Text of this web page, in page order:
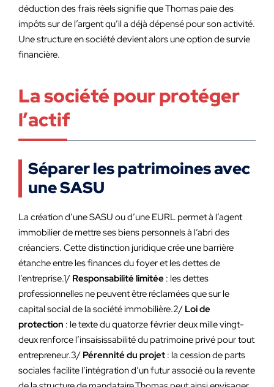
déduction des frais réels signifie que Thomas paie des
impôts sur de l’argent qu’il a déjà dépensé pour son activité.
Une structure en société devient alors une option de survie
financière.
La société pour protéger
l’actif
Séparer les patrimoines avec
une SASU
La création d’une SASU ou d’une EURL permet à l’agent
immobilier de mettre ses biens personnels à l’abri des
créanciers. Cette distinction juridique crée une barrière
étanche entre les finances du foyer et les dettes de
l’entreprise.1/ Responsabilité limitée : les dettes
professionnelles ne peuvent être réclamées que sur le
capital social de la société immobilière.2/ Loi de
protection : le texte du quatorze février deux mille vingt-
deux renforce l’insaisissabilité du patrimoine privé pour tout
entrepreneur.3/ Pérennité du projet : la cession de parts
sociales facilite l’intégration d’un futur associé ou la revente